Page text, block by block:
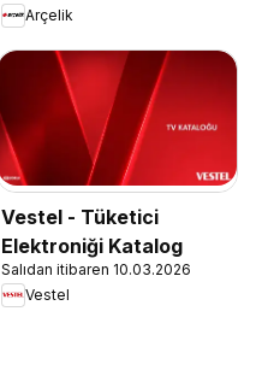
Arçelik
Vestel - Tüketici
Elektroniği Katalog
Salıdan itibaren 10.03.2026
Vestel